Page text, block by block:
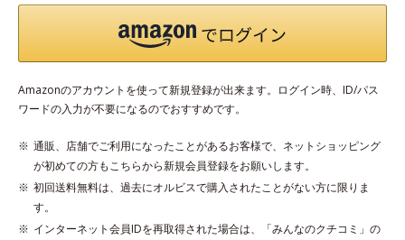
Amazonのアカウントを使って新規登録が出来ます。ログイン時、ID/パス
ワードの入力が不要になるのでおすすめです。
通販、店舗でご利用になったことがあるお客様で、ネットショッピング
が初めての方もこちらから新規会員登録をお願いします。
初回送料無料は、過去にオルビスで購入されたことがない方に限りま
す。
インターネット会員IDを再取得された場合は、「みんなのクチコミ」の